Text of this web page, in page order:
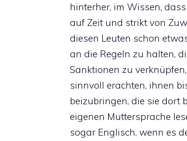
hinterher, im Wissen,
auf Zeit und strikt von
diesen Leuten schon
an die Regeln zu halten,
Sanktionen zu
sinnvoll erachten, ihnen
beizubringen, die sie dort
eigenen Muttersprache
sogar Englisch, wenn es